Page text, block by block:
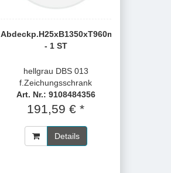
Abdeckp.H25xB1350xT960mm
- 1 ST
hellgrau DBS 013
f.Zeichungsschrank
Art. Nr.: 9108484356
191,59 € *
Details